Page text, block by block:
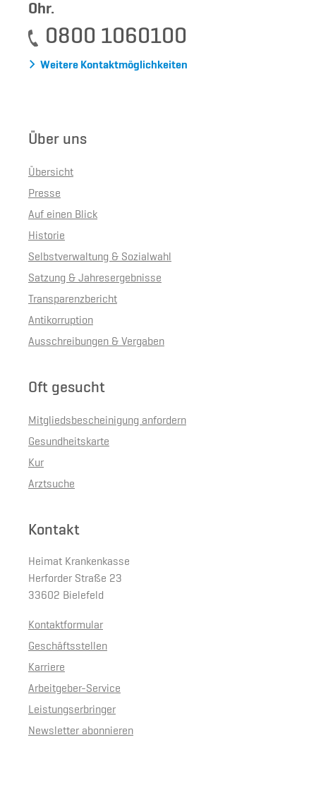
Ohr.
0800 1060100
Weitere Kontaktmöglichkeiten
Über uns
Übersicht
Presse
Auf einen Blick
Historie
Selbstverwaltung & Sozialwahl
Satzung & Jahresergebnisse
Transparenzbericht
Antikorruption
Ausschreibungen & Vergaben
Oft gesucht
Mitgliedsbescheinigung anfordern
Gesundheitskarte
Kur
Arztsuche
Kontakt
Heimat Krankenkasse
Herforder Straße 23
33602 Bielefeld
Kontaktformular
Geschäftsstellen
Karriere
Arbeitgeber-Service
Leistungserbringer
Newsletter abonnieren